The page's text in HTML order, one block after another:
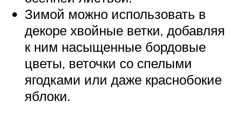
Зимой можно использовать в
декоре хвойные ветки, добавляя
к ним насыщенные бордовые
цветы, веточки со спелыми
ягодками или даже краснобокие
яблоки.